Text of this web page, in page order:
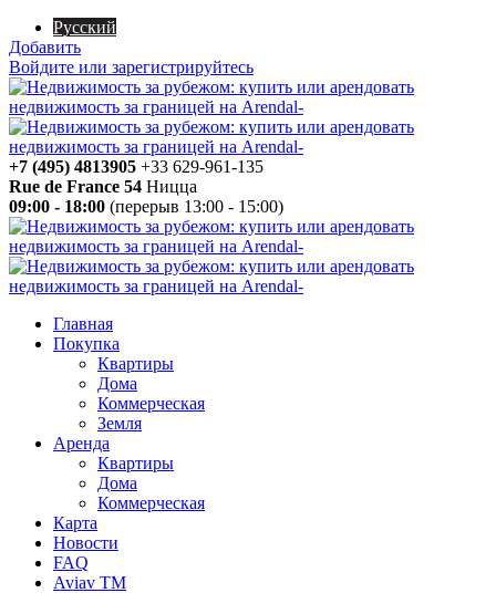
Русский
Добавить
Войдите или зарегистрируйтесь
+7 (495) 4813905 +33 629-961-135
Rue de France 54 Ницца
09:00 - 18:00 (перерыв 13:00 - 15:00)
Главная
Покупка
Квартиры
Дома
Коммерческая
Земля
Аренда
Квартиры
Дома
Коммерческая
Карта
Новости
FAQ
Aviav TM